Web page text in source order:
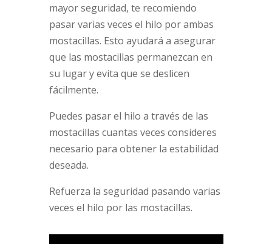
mayor seguridad, te recomiendo
pasar varias veces el hilo por ambas
mostacillas. Esto ayudará a asegurar
que las mostacillas permanezcan en
su lugar y evita que se deslicen
fácilmente.
Puedes pasar el hilo a través de las
mostacillas cuantas veces consideres
necesario para obtener la estabilidad
deseada.
Refuerza la seguridad pasando varias
veces el hilo por las mostacillas.